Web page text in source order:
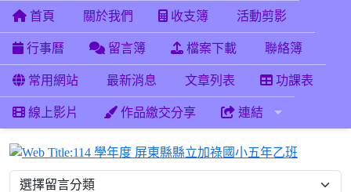
首頁 關於我們 收支簿 活動剪影
行事曆 留言簿 檔案下載 聯絡簿
常用網站 最新消息 文章列表 功課表
線上影片 作品繳交分享 連結